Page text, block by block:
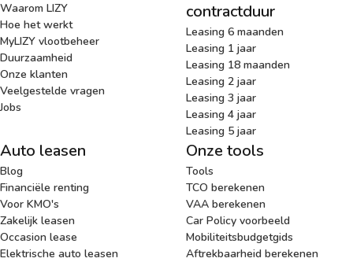
Waarom LIZY
Hoe het werkt
MyLIZY vlootbeheer
Duurzaamheid
Onze klanten
Veelgestelde vragen
Jobs
contractduur
Leasing 6 maanden
Leasing 1 jaar
Leasing 18 maanden
Leasing 2 jaar
Leasing 3 jaar
Leasing 4 jaar
Leasing 5 jaar
Auto leasen
Blog
Financiële renting
Voor KMO's
Zakelijk leasen
Occasion lease
Elektrische auto leasen
Onze tools
Tools
TCO berekenen
VAA berekenen
Car Policy voorbeeld
Mobiliteitsbudgetgids
Aftrekbaarheid berekenen